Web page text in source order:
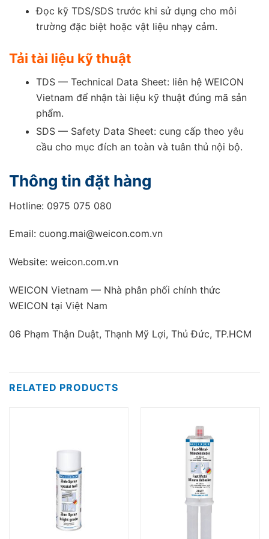
Đọc kỹ TDS/SDS trước khi sử dụng cho môi
trường đặc biệt hoặc vật liệu nhạy cảm.
Tải tài liệu kỹ thuật
TDS — Technical Data Sheet: liên hệ WEICON
Vietnam để nhận tài liệu kỹ thuật đúng mã sản
phẩm.
SDS — Safety Data Sheet: cung cấp theo yêu
cầu cho mục đích an toàn và tuân thủ nội bộ.
Thông tin đặt hàng
Hotline: 0975 075 080
Email: cuong.mai@weicon.com.vn
Website: weicon.com.vn
WEICON Vietnam — Nhà phân phối chính thức
WEICON tại Việt Nam
06 Phạm Thận Duật, Thạnh Mỹ Lợi, Thủ Đức, TP.HCM
RELATED PRODUCTS